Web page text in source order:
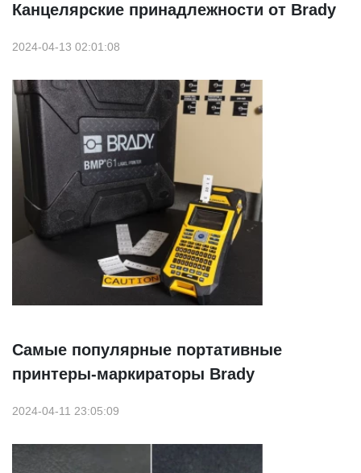
Канцелярские принадлежности от Brady
2024-04-13 02:01:08
Самые популярные портативные
принтеры-маркираторы Brady
2024-04-11 23:05:09